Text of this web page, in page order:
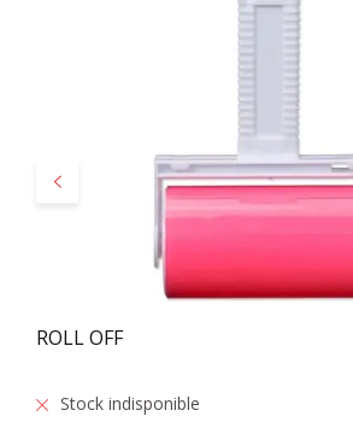
Précédent
ROLL OFF
Stock indisponible